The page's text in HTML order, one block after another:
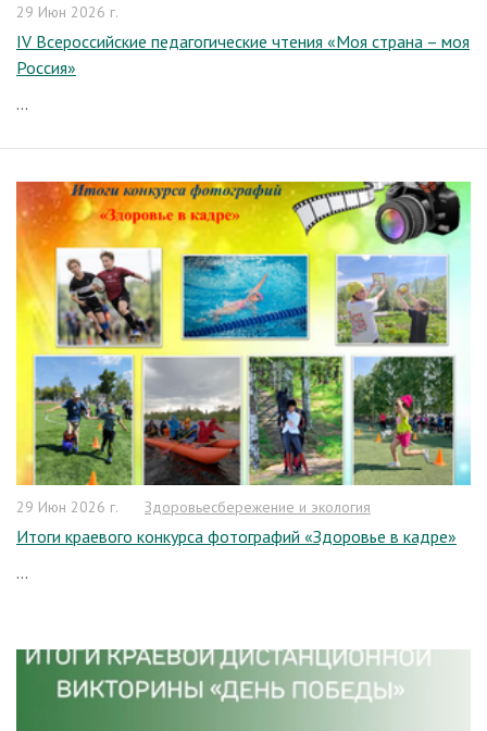
29 Июн 2026 г.
IV Всероссийские педагогические чтения «Моя страна – моя
Россия»
...
29 Июн 2026 г. Здоровьесбережение и экология
Итоги краевого конкурса фотографий «Здоровье в кадре»
...